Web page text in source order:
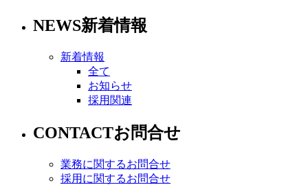
NEWS新着情報
新着情報
全て
お知らせ
採用関連
CONTACTお問合せ
業務に関するお問合せ
採用に関するお問合せ